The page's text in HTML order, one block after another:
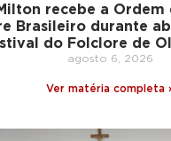
recebe a
Brasileiro durante
do Folclore de
agosto 6, 2026
Ver matéria completa